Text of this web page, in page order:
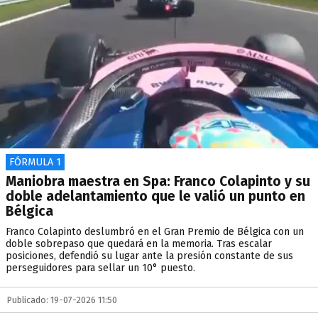
FÓRMULA 1
Maniobra maestra en Spa: Franco Colapinto y su
doble adelantamiento que le valió un punto en
Bélgica
Franco Colapinto deslumbró en el Gran Premio de Bélgica con un
doble sobrepaso que quedará en la memoria. Tras escalar
posiciones, defendió su lugar ante la presión constante de sus
perseguidores para sellar un 10° puesto.
Publicado: 19-07-2026 11:50